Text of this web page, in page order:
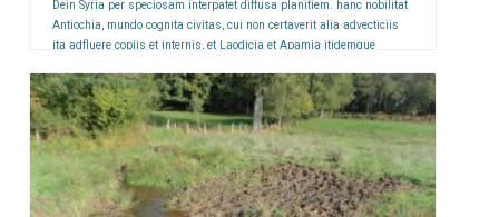
Dein Syria per speciosam interpatet diffusa planitiem. hanc nobilitat
Antiochia, mundo cognita civitas, cui non certaverit alia advecticiis
ita adfluere copiis et internis, et Laodicia et Apamia itidemque